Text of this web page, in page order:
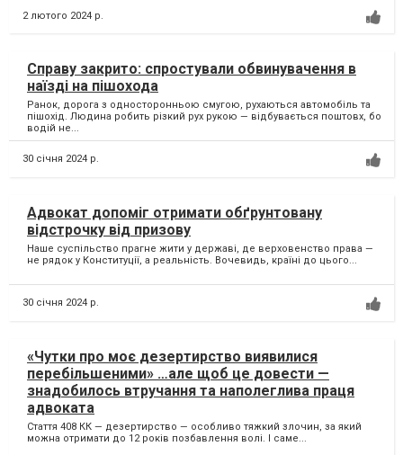
2 лютого 2024 р.
Справу закрито: спростували обвинувачення в
наїзді на пішохода
Ранок, дорога з односторонньою смугою, рухаються автомобіль та
пішохід. Людина робить різкий рух рукою — відбувається поштовх, бо
водій не...
30 січня 2024 р.
Адвокат допоміг отримати обґрунтовану
відстрочку від призову
Наше суспільство прагне жити у державі, де верховенство права —
не рядок у Конституції, а реальність. Вочевидь, країні до цього...
30 січня 2024 р.
«Чутки про моє дезертирство виявилися
перебільшеними» …але щоб це довести —
знадобилось втручання та наполеглива праця
адвоката
Стаття 408 КК — дезертирство — особливо тяжкий злочин, за який
можна отримати до 12 років позбавлення волі. І саме...